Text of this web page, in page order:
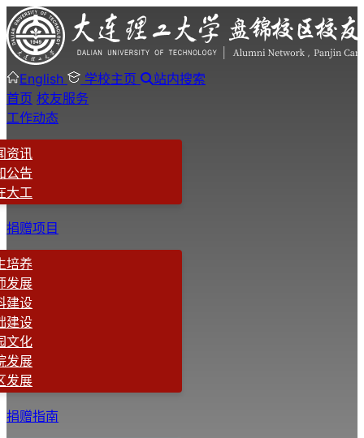
English 学校主页
站内搜索
首页 校友服务
工作动态
资讯
公告
大工
捐赠项目
培养
发展
建设
建设
文化
发展
发展
捐赠指南